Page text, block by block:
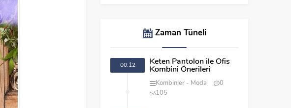
Zaman Tüneli
00:12
Keten Pantolon ile Ofis
Kombini Önerileri
Kombinler Moda
0
105